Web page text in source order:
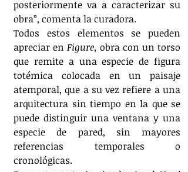
posteriormente va a caracterizar su
obra”, comenta la curadora.
Todos estos elementos se pueden
apreciar en Figure, obra con un torso
que remite a una especie de figura
totémica colocada en un paisaje
atemporal, que a su vez refiere a una
arquitectura sin tiempo en la que se
puede distinguir una ventana y una
especie de pared, sin mayores
referencias temporales o
cronológicas.